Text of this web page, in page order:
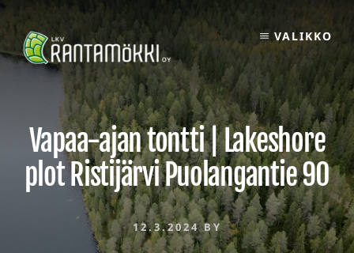
Skip
content
VALIKKO
Vapaa-ajan tontti | Lakeshore
plot Ristijärvi Puolangantie 90
12.3.2024BY